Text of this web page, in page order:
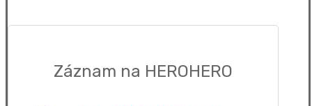
Záznam na HEROHERO